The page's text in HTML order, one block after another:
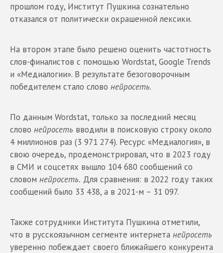
прошлом году, Институт Пушкина сознательно
отказался от политически окрашенной лексики.
На втором этапе было решено оценить частотность
слов-финалистов с помощью Wordstat, Google Trends
и «Медиалогии». В результате безоговорочным
победителем стало слово нейросеть.
По данным Wordstat, только за последний месяц
слово нейросеть вводили в поисковую строку около
4 миллионов раз (3 971 274). Ресурс «Медиалогия», в
свою очередь, продемонстрировал, что в 2023 году
в СМИ и соцсетях вышло 104 680 сообщений со
словом нейросеть. Для сравнения: в 2022 году таких
сообщений было 33 438, а в 2021-м – 31 097.
Также сотрудники Института Пушкина отметили,
что в русскоязычном сегменте интернета нейросеть
уверенно побеждает своего ближайшего конкурента